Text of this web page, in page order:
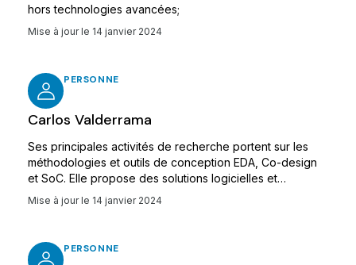
hors technologies avancées;
Mise à jour le 14 janvier 2024
PERSONNE
Carlos Valderrama
Ses principales activités de recherche portent sur les
méthodologies et outils de conception EDA, Co-design
et SoC. Elle propose des solutions logicielles et
matérielles hautes performances pour les architectures
avancées, embarquées et reconfigurables, les systèmes
les applications spatiales, de santé, de domotique et de
robotique, etc.
Mise à jour le 14 janvier 2024
PERSONNE